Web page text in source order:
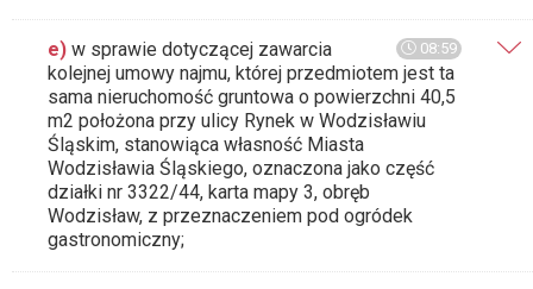
08:59
e) w sprawie dotyczącej zawarcia
kolejnej umowy najmu, której przedmiotem jest ta
sama nieruchomość gruntowa o powierzchni 40,5
m2 położona przy ulicy Rynek w Wodzisławiu
Śląskim, stanowiąca własność Miasta
Wodzisławia Śląskiego, oznaczona jako część
działki nr 3322/44, karta mapy 3, obręb
Wodzisław, z przeznaczeniem pod ogródek
gastronomiczny;